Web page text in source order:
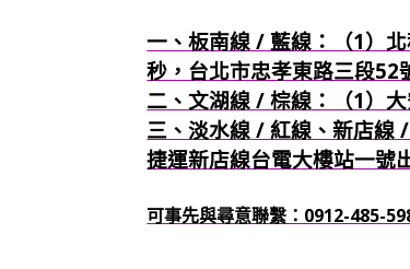
一、板南線 / 藍線：（1）
秒，台北市忠孝東路三段52
二、文湖線 / 棕線：（1）大
三、淡水線 / 紅線、新店線
捷運新店線台電大樓站一號
可事先與尋意聯繫：0912-485-